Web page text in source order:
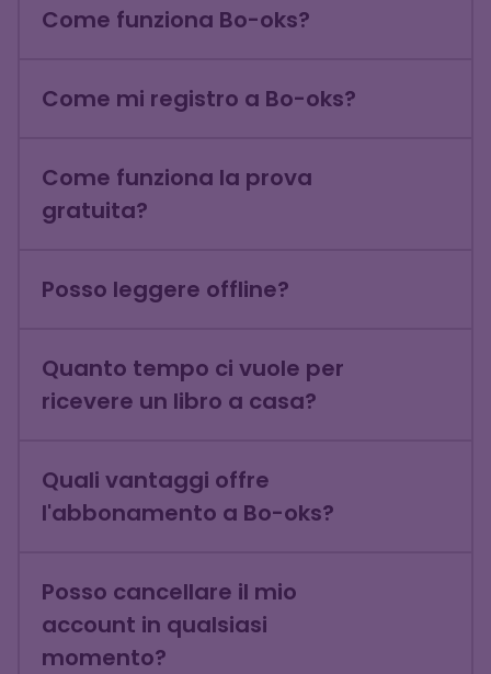
Come funziona Bo-oks?
Come mi registro a Bo-oks?
Come funziona la prova
gratuita?
Posso leggere offline?
Quanto tempo ci vuole per
ricevere un libro a casa?
Quali vantaggi offre
l'abbonamento a Bo-oks?
Posso cancellare il mio
account in qualsiasi
momento?